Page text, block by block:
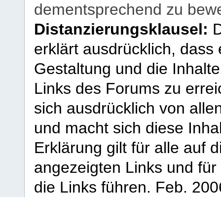
dementsprechend zu
Distanzierungsklausel:
erklärt ausdrücklich,
Gestaltung und die
Links des Forums zu
sich ausdrücklich von
und macht sich diese
Erklärung gilt für alle auf
angezeigten Links und
die Links führen. Feb.